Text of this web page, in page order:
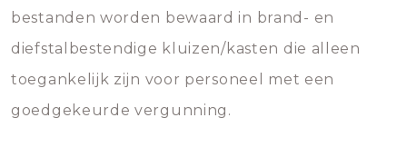
bestanden worden bewaard in brand- en
diefstalbestendige kluizen/kasten die alleen
toegankelijk zijn voor personeel met een
goedgekeurde vergunning.